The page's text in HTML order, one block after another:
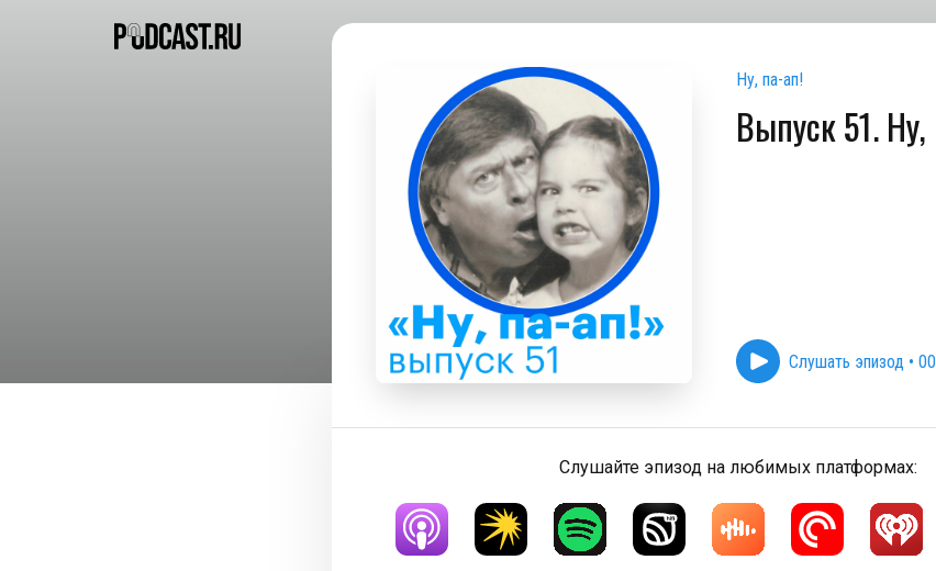
Ну, па-ап!
Выпуск 51.
Слушать эпизод •
Слушайте эпизод на любимых платформах: